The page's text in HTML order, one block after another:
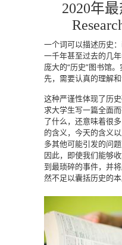
2020年
一个词可以描述历史：
一千年甚至过去的几
庞大的“历史”图书馆
先，需要认真的理解
这种严谨性体现了历
求大学生写一篇全面
了什么，还意味着很
的含义，今天的含义
多其他可能引发的问
因此，即使我们能够
到最琐碎的事件，并
然不足以囊括历史的本